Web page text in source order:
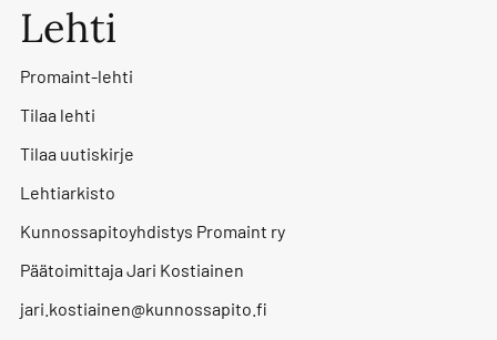
Lehti
Promaint-lehti
Tilaa lehti
Tilaa uutiskirje
Lehtiarkisto
Kunnossapitoyhdistys Promaint ry
Päätoimittaja Jari Kostiainen
jari.kostiainen@kunnossapito.fi